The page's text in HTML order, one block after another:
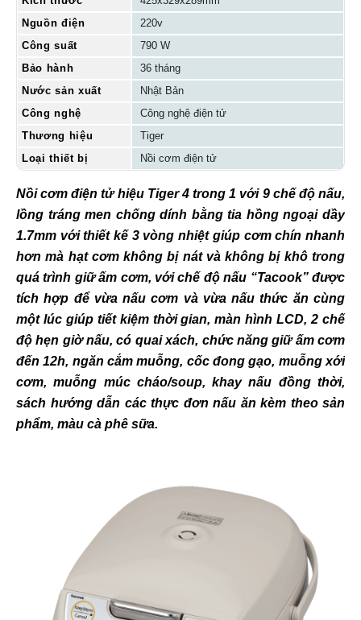
Nguồn điện
220v
Công suất
790 W
Bảo hành
36 tháng
Nước sản xuất
Nhật Bản
Công nghệ
Công nghệ điện tử
Thương hiệu
Tiger
Loại thiết bị
Nồi cơm điện tử
Nồi cơm điện tử hiệu Tiger 4 trong 1 với 9 chế độ nấu,
lồng tráng men chống dính bằng tia hồng ngoại dầy
1.7mm với thiết kế 3 vòng nhiệt giúp cơm chín nhanh
hơn mà hạt cơm không bị nát và không bị khô trong
quá trình giữ ấm cơm, với chế độ nấu “Tacook” được
tích hợp để vừa nấu cơm và vừa nấu thức ăn cùng
một lúc giúp tiết kiệm thời gian, màn hình LCD, 2 chế
độ hẹn giờ nấu, có quai xách, chức năng giữ ấm cơm
đến 12h, ngăn cắm muỗng, cốc đong gạo, muỗng xới
cơm, muỗng múc cháo/soup, khay nấu đồng thời,
sách hướng dẫn các thực đơn nấu ăn kèm theo sản
phẩm, màu cà phê sữa.